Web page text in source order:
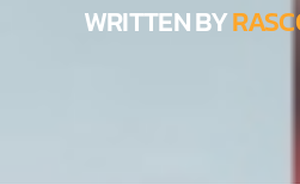
WRITTEN BY